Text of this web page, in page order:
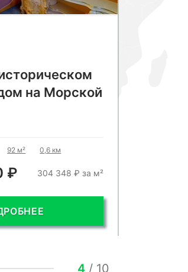
на Морской
92 м² 0,6 км
₽ 304 348 ₽ за м²
4 / 10